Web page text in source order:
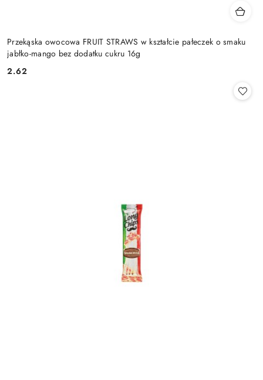
Przekąska owocowa FRUIT STRAWS w kształcie pałeczek o smaku
jabłko-mango bez dodatku cukru 16g
Cena:
2.62